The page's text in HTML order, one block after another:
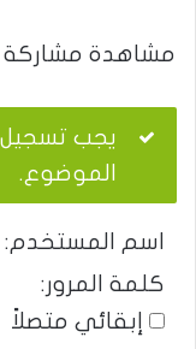
مشاهدة مشاركة
يجب تسجيل
الموضوع.
اسم المستخدم:
كلمة المرور:
إبقائي متصلاً